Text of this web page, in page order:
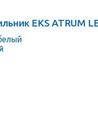
EKS ATRUM